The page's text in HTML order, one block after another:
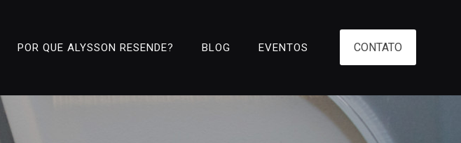
POR QUE ALYSSON RESENDE? BLOG EVENTOS CONTATO